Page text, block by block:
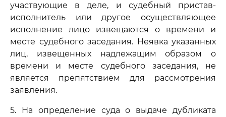
участвующие в деле, и судебный пристав-
исполнитель или другое осуществляющее
исполнение лицо извещаются о времени и
месте судебного заседания. Неявка указанных
лиц, извещенных надлежащим образом о
времени и месте судебного заседания, не
является препятствием для рассмотрения
заявления.
5. На определение суда о выдаче дубликата